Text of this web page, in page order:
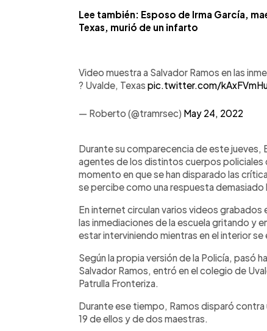
Lee también: Esposo de Irma García,
Texas, murió de un infarto
Video muestra a Salvador Ramos en las
? Uvalde, Texas pic.twitter.com/
— Roberto (@tramrsec) May 24, 2022
Durante su comparecencia de este
agentes de los distintos cuerpos policiales
momento en que se han disparado las
se percibe como una respuesta demasiado
En internet circulan varios videos grabados
las inmediaciones de la escuela gritando y
estar interviniendo mientras en el interior
Según la propia versión de la Policía, pasó
Salvador Ramos, entró en el colegio de
Patrulla Fronteriza.
Durante ese tiempo, Ramos disparó contra
19 de ellos y de dos maestras.